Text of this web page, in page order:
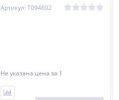
Артикул: T094602
Не указана цена за 1